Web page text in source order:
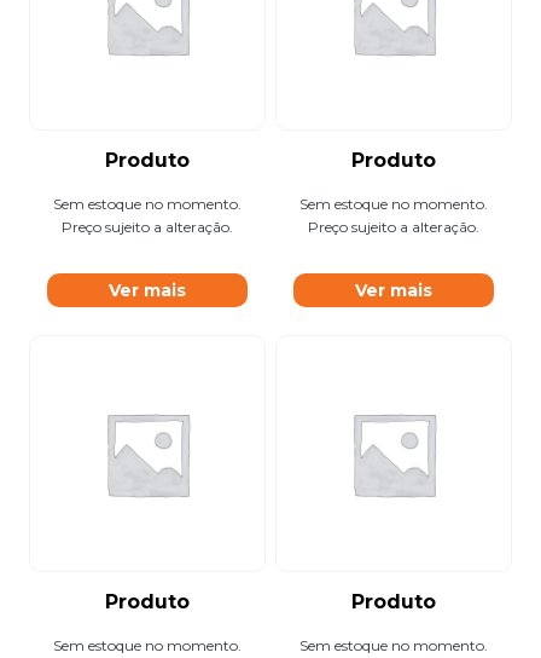
Produto
Sem estoque no momento.
Preço sujeito a alteração.
Ver mais
Produto
Sem estoque no momento.
Preço sujeito a alteração.
Ver mais
Produto
Sem estoque no momento.
Produto
Sem estoque no momento.